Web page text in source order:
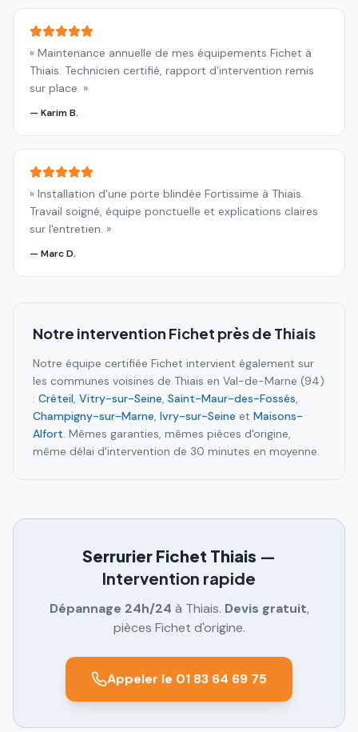
« Maintenance annuelle de mes équipements Fichet à
Thiais. Technicien certifié, rapport d'intervention remis
sur place. »
— Karim B.
« Installation d'une porte blindée Fortissime à Thiais.
Travail soigné, équipe ponctuelle et explications claires
sur l'entretien. »
— Marc D.
Notre intervention Fichet près de Thiais
Notre équipe certifiée Fichet intervient également sur
les communes voisines de Thiais en Val-de-Marne (94)
: Créteil, Vitry-sur-Seine, Saint-Maur-des-Fossés,
Champigny-sur-Marne, Ivry-sur-Seine et Maisons-
Alfort. Mêmes garanties, mêmes pièces d'origine,
même délai d'intervention de 30 minutes en moyenne.
Serrurier Fichet Thiais —
Intervention rapide
Dépannage 24h/24 à Thiais. Devis gratuit,
pièces Fichet d'origine.
Appeler le 01 83 64 69 75